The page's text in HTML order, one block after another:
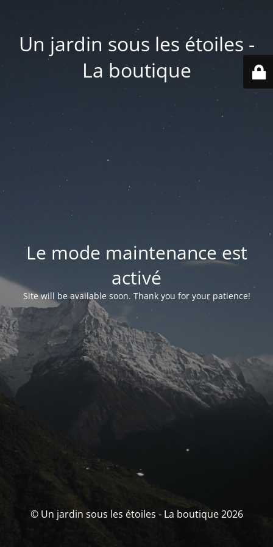
Un jardin sous les étoiles -
La boutique
Le mode maintenance est
activé
Site will be available soon. Thank you for your patience!
© Un jardin sous les étoiles - La boutique 2026